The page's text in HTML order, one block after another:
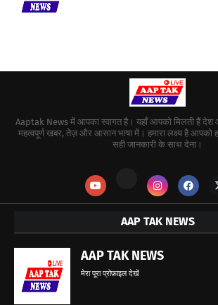
Aaptak News में आपका स्वागत है। यहाँ आपको मिलती हैं देश
महत्वपूर्ण खबर, तेज़ और आसान भाषा में। हमारा लक्ष्य है
सही जानकारी के साथ देना।
AAP TAK NEWS
AAP TAK NEWS
मेरा पूरा प्रोफ़ाइल देखें